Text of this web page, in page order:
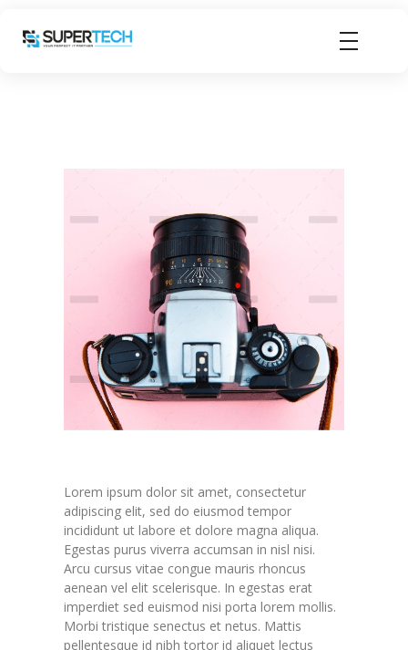
Lorem ipsum dolor sit amet, consectetur
adipiscing elit, sed do eiusmod tempor
incididunt ut labore et dolore magna aliqua.
Egestas purus viverra accumsan in nisl nisi.
Arcu cursus vitae congue mauris rhoncus
aenean vel elit scelerisque. In egestas erat
imperdiet sed euismod nisi porta lorem mollis.
Morbi tristique senectus et netus. Mattis
pellentesque id nibh tortor id aliquet lectus